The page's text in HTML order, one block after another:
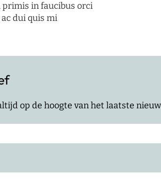
in faucibus orci
dui quis mi
op de hoogte van het laatste